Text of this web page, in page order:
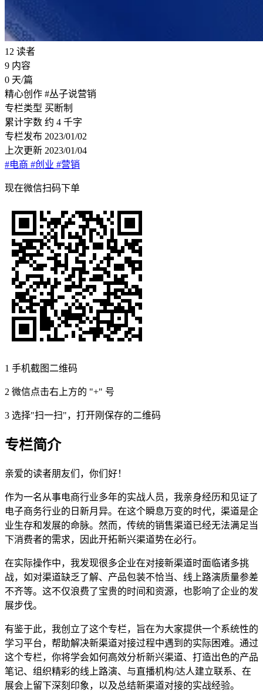
12 读者
9 内容
0 天/篇
精心创作 #丛子说营销
专栏类型 买断制
累计字数 约 4 千字
专栏发布 2023/01/02
上次更新 2023/01/04
#电商 #创业 #营销
现在微信扫码下单
1 手机截图二维码
2 微信点击右上方的 "+" 号
3 选择"扫一扫"，打开刚保存的二维码
专栏简介
亲爱的读者朋友们，你们好！
作为一名从事电商行业多年的实战人员，我亲身经历和见证了
电子商务行业的日新月异。在这个瞬息万变的时代，渠道是企
业生存和发展的命脉。然而，传统的销售渠道已经无法满足当
下消费者的需求，因此开拓新兴渠道势在必行。
在实际操作中，我发现很多企业在对接新渠道时面临诸多挑
战，如对渠道缺乏了解、产品包装不恰当、线上路演质量参差
不齐等。这不仅浪费了宝贵的时间和资源，也影响了企业的发
展步伐。
有鉴于此，我创立了这个专栏，旨在为大家提供一个系统性的
学习平台，帮助解决新渠道对接过程中遇到的实际困难。通过
这个专栏，你将学会如何高效分析新兴渠道、打造出色的产品
笔记、组织精彩的线上路演、与直播机构/达人建立联系、在
展会上留下深刻印象，以及总结新渠道对接的实战经验。